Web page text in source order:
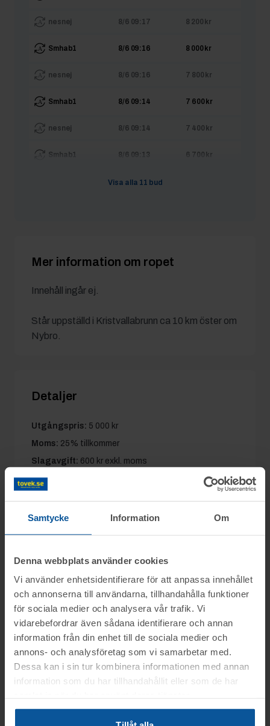
Samtycke Information Om
Denna webbplats använder cookies
Vi använder enhetsidentifierare för att anpassa innehållet
och annonserna till användarna, tillhandahålla funktioner
för sociala medier och analysera vår trafik. Vi
vidarebefordrar även sådana identifierare och annan
information från din enhet till de sociala medier och
annons- och analysföretag som vi samarbetar med.
Dessa kan i sin tur kombinera informationen med annan
information som du har tillhandahållit eller som de har
nesnej 8/6 09:17 8 200 kr
Smhab1 8/6 09:16 8 000 kr
nesnej 8/6 09:16 7 800 kr
Smhab1 8/6 09:14 7 600 kr
nesnej 8/6 09:14 7 400 kr
Smhab1 8/6 09:13 6 700 kr
8/6 09:13
Visa alla 11 bud
Mer information om ropet
Innehåll ingår ej.
Står uppställd i Kristvallabrunn ca 10 km öster om
Nybro.
Detaljer
Utgångspris: 5 000 kr
Moms: 25% tillkommer
Slagavgift: 600 kr exkl. moms
Färg: VIT
Längd (mm): 1465
Effekt (kW): -
Antal brukare:
Körförbud:
Ja
Modellår: 2008
Drivmedel:
Registrerad: 2008-04-
Bredd (mm): 260
Cylindervolym (cm³): -
Godkänd besiktning: